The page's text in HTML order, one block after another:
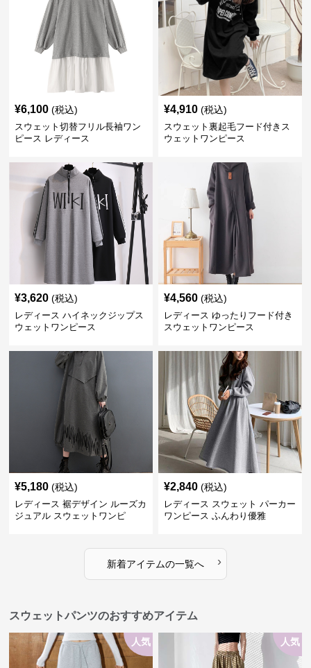
¥6,100 (税込)
スウェット切替フリル長袖ワン
ピース レディース
¥4,910 (税込)
スウェット裏起毛フード付きス
ウェットワンピース
¥3,620 (税込)
レディース ハイネックジップス
ウェットワンピース
¥4,560 (税込)
レディース ゆったりフード付き
スウェットワンピース
¥5,180 (税込)
レディース 裾デザイン ルーズカ
ジュアル スウェットワンピ
¥2,840 (税込)
レディース スウェット パーカー
ワンピース ふんわり優雅
新着アイテムの一覧へ ›
スウェットパンツのおすすめアイテム
人気 人気